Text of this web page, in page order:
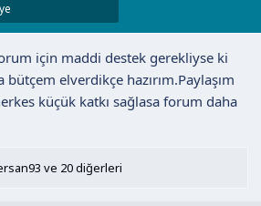
için maddi destek gerekliyse ki
elverdikçe hazırım.Paylaşım
küçük katkı sağlasa forum daha
ve 20 diğerleri